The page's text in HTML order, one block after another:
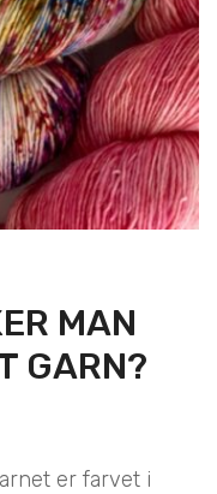
MAN
GARN?
er farvet i